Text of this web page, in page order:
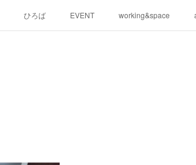
ひろば EVENT working&space